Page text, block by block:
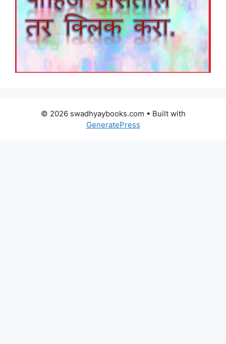
© 2026 swadhyaybooks.com • Built with
GeneratePress